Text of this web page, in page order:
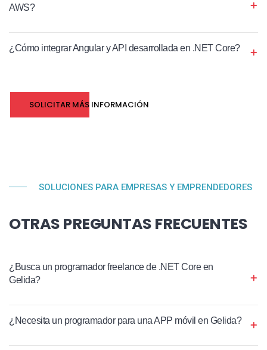
AWS?
¿Cómo integrar Angular y API desarrollada en .NET Core?
SOLICITAR MÁS INFORMACIÓN
SOLUCIONES PARA EMPRESAS Y EMPRENDEDORES
OTRAS PREGUNTAS FRECUENTES
¿Busca un programador freelance de .NET Core en
Gelida?
¿Necesita un programador para una APP móvil en Gelida?